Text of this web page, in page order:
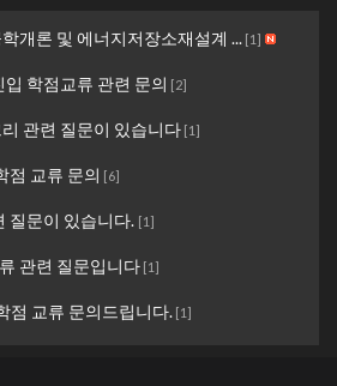
개론 및 에너지저장소재설계 ... [1]
학점교류 관련 문의 [2]
관련 질문이 있습니다 [1]
점 교류 문의 [6]
질문이 있습니다. [1]
관련 질문입니다 [1]
점 교류 문의드립니다. [1]